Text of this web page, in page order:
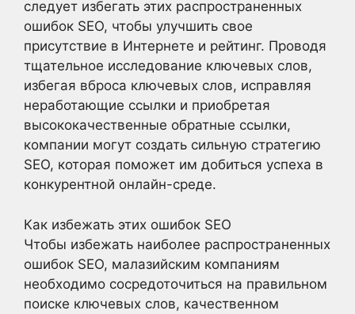
следует избегать этих распространенных
ошибок SEO, чтобы улучшить свое
присутствие в Интернете и рейтинг. Проводя
тщательное исследование ключевых слов,
избегая вброса ключевых слов, исправляя
неработающие ссылки и приобретая
высококачественные обратные ссылки,
компании могут создать сильную стратегию
SEO, которая поможет им добиться успеха в
конкурентной онлайн-среде.
Как избежать этих ошибок SEO
Чтобы избежать наиболее распространенных
ошибок SEO, малазийским компаниям
необходимо сосредоточиться на правильном
поиске ключевых слов, качественном